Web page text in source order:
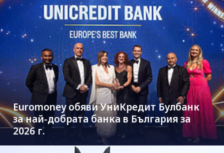
Euromoney обяви УниКредит Булбанк
за най-добрата банка в България за
2026 г.